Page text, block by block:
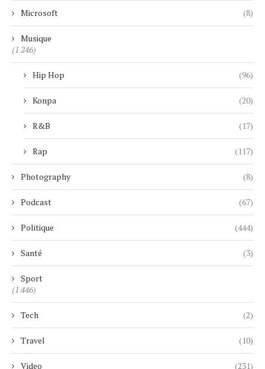
Microsoft (8)
Musique
(1 246)
Hip Hop (96)
Konpa (20)
R&B (17)
Rap (117)
Photography (8)
Podcast (67)
Politique (444)
Santé (3)
Sport
(1 446)
Tech (2)
Travel (10)
Video (231)